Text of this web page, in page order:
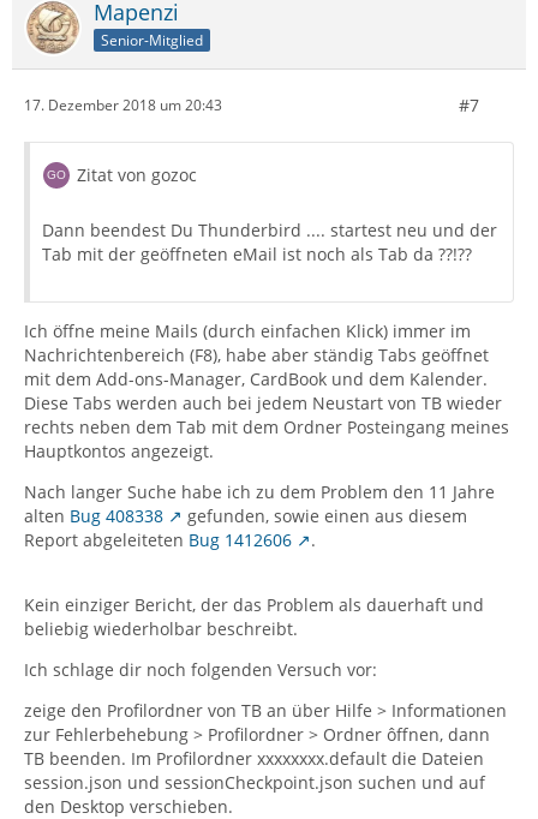
Mapenzi
Senior-Mitglied
17. Dezember 2018 um 20:43 #7
Zitat von gozoc
Dann beendest Du Thunderbird .... startest neu und der
Tab mit der geöffneten eMail ist noch als Tab da ??!??
Ich öffne meine Mails (durch einfachen Klick) immer im
Nachrichtenbereich (F8), habe aber ständig Tabs geöffnet
mit dem Add-ons-Manager, CardBook und dem Kalender.
Diese Tabs werden auch bei jedem Neustart von TB wieder
rechts neben dem Tab mit dem Ordner Posteingang meines
Hauptkontos angezeigt.
Nach langer Suche habe ich zu dem Problem den 11 Jahre
alten Bug 408338
gefunden, sowie einen aus diesem
Report abgeleiteten Bug 1412606 .
Kein einziger Bericht, der das Problem als dauerhaft und
beliebig wiederholbar beschreibt.
Ich schlage dir noch folgenden Versuch vor:
zeige den Profilordner von TB an über Hilfe > Informationen
zur Fehlerbehebung > Profilordner > Ordner ôffnen, dann
TB beenden. Im Profilordner xxxxxxxx.default die Dateien
session.json und sessionCheckpoint.json suchen und auf
den Desktop verschieben.